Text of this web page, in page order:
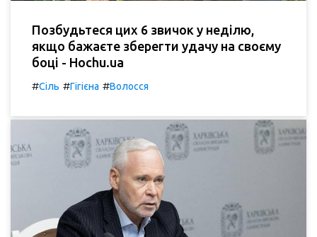
Позбудьтеся цих 6 звичок у неділю,
якщо бажаєте зберегти удачу на своєму
боці - Hochu.ua
#Сіль #Гігієна #Волосся